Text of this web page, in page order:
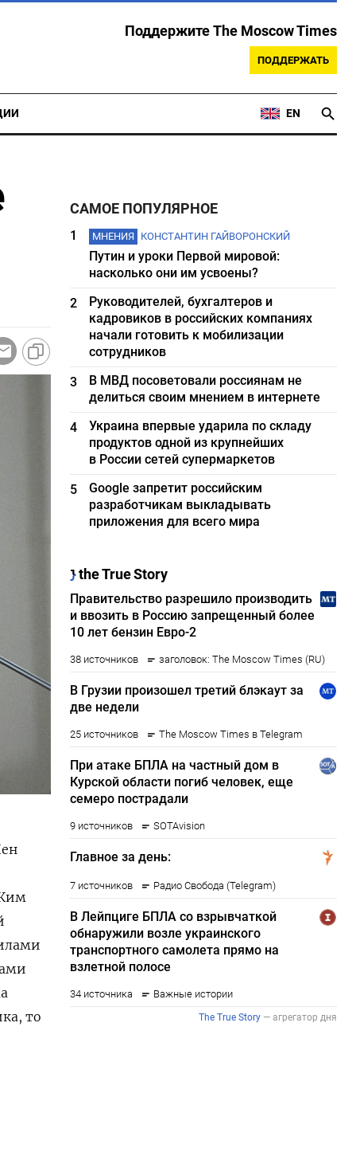
Поддержите The Moscow Times
ПОДДЕРЖАТЬ
EN
то
САМОЕ ПОПУЛЯРНОЕ
1 МНЕНИЯ КОНСТАНТИН ГАЙВОРОНСКИЙ
Путин и уроки Первой мировой:
насколько они им усвоены?
2
Руководителей, бухгалтеров и
кадровиков в российских компаниях
начали готовить к мобилизации
сотрудников
3
В МВД посоветовали россиянам не
делиться своим мнением в интернете
4
Украина впервые ударила по складу
продуктов одной из крупнейших
в России сетей супермаркетов
5
Google запретит российским
разработчикам выкладывать
приложения для всего мира